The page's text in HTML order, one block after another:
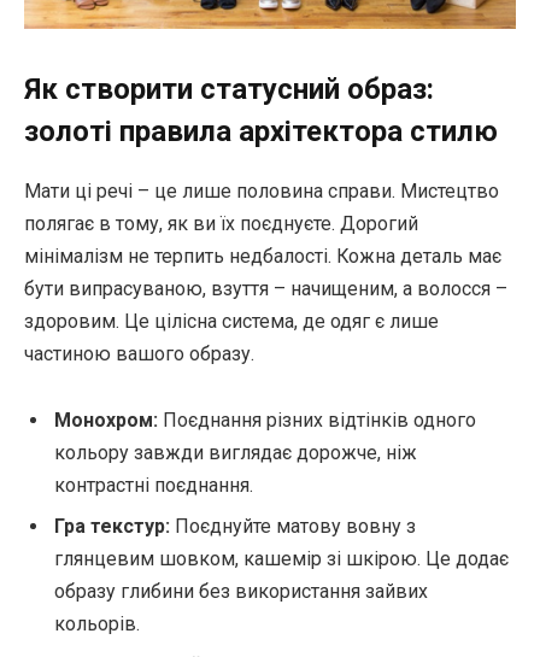
Як створити статусний образ:
золоті правила архітектора стилю
Мати ці речі – це лише половина справи. Мистецтво
полягає в тому, як ви їх поєднуєте. Дорогий
мінімалізм не терпить недбалості. Кожна деталь має
бути випрасуваною, взуття – начищеним, а волосся –
здоровим. Це цілісна система, де одяг є лише
частиною вашого образу.
Монохром: Поєднання різних відтінків одного
кольору завжди виглядає дорожче, ніж
контрастні поєднання.
Гра текстур: Поєднуйте матову вовну з
глянцевим шовком, кашемір зі шкірою. Це додає
образу глибини без використання зайвих
кольорів.